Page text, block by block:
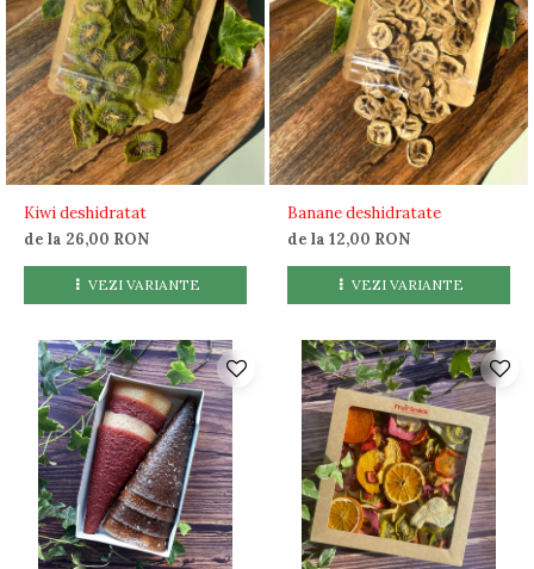
Kiwi deshidratat
de la 26,00 RON
VEZI VARIANTE
Banane deshidratate
de la 12,00 RON
VEZI VARIANTE